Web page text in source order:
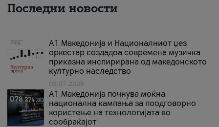
Последни новости
А1 Македонија и Националниот џез
оркестар создадоа современа музичка
приказна инспирирана од македонското
културно наследство
03.07.2026
A1 Македонија почнува моќна
национална кампања за поодговорно
користење на технологијата во
сообраќајот